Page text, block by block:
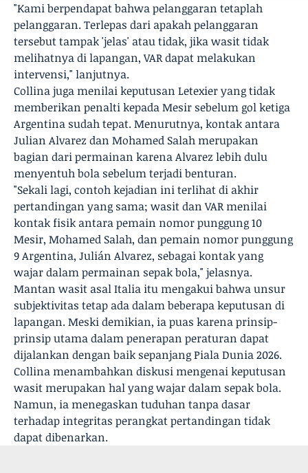
"Kami berpendapat bahwa pelanggaran tetaplah
pelanggaran. Terlepas dari apakah pelanggaran
tersebut tampak 'jelas' atau tidak, jika wasit tidak
melihatnya di lapangan, VAR dapat melakukan
intervensi," lanjutnya.
Collina juga menilai keputusan Letexier yang tidak
memberikan penalti kepada Mesir sebelum gol ketiga
Argentina sudah tepat. Menurutnya, kontak antara
Julian Alvarez dan Mohamed Salah merupakan
bagian dari permainan karena Alvarez lebih dulu
menyentuh bola sebelum terjadi benturan.
"Sekali lagi, contoh kejadian ini terlihat di akhir
pertandingan yang sama; wasit dan VAR menilai
kontak fisik antara pemain nomor punggung 10
Mesir, Mohamed Salah, dan pemain nomor punggung
9 Argentina, Julián Alvarez, sebagai kontak yang
wajar dalam permainan sepak bola," jelasnya.
Mantan wasit asal Italia itu mengakui bahwa unsur
subjektivitas tetap ada dalam beberapa keputusan di
lapangan. Meski demikian, ia puas karena prinsip-
prinsip utama dalam penerapan peraturan dapat
dijalankan dengan baik sepanjang Piala Dunia 2026.
Collina menambahkan diskusi mengenai keputusan
wasit merupakan hal yang wajar dalam sepak bola.
Namun, ia menegaskan tuduhan tanpa dasar
terhadap integritas perangkat pertandingan tidak
dapat dibenarkan.